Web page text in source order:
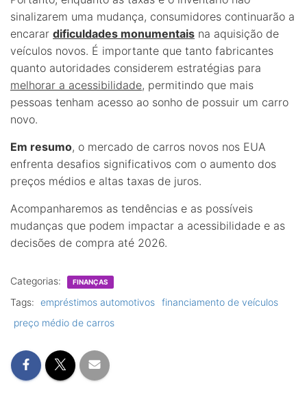
sinalizarem uma mudança, consumidores continuarão a
encarar dificuldades monumentais na aquisição de
veículos novos. É importante que tanto fabricantes
quanto autoridades considerem estratégias para
melhorar a acessibilidade, permitindo que mais
pessoas tenham acesso ao sonho de possuir um carro
novo.
Em resumo, o mercado de carros novos nos EUA
enfrenta desafios significativos com o aumento dos
preços médios e altas taxas de juros.
Acompanharemos as tendências e as possíveis
mudanças que podem impactar a acessibilidade e as
decisões de compra até 2026.
Categorias: FINANÇAS
Tags: empréstimos automotivos financiamento de veículos
preço médio de carros